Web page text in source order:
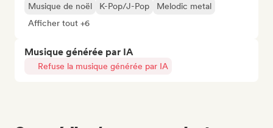
Musique de noël
K-Pop/J-Pop
Melodic metal
Afficher tout +6
Musique générée par IA
Refuse la musique générée par IA